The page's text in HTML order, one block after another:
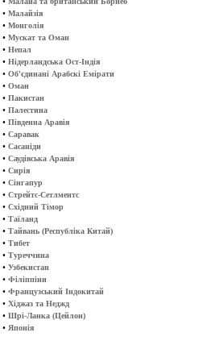
• Малайзія
• Монголія
• Мускат та Оман
• Непал
• Нідерландська Ост-Індія
• Об'єдинані Арабскі Емірати
• Оман
• Пакистан
• Палестина
• Південна Аравія
• Саравак
• Сасаніди
• Саудівська Аравія
• Сирія
• Сінгапур
• Стрейтс-Сетлментс
• Східний Тімор
• Таїланд
• Тайвань (Республіка Китай)
• Тибет
• Туреччина
• Узбекистан
• Філіппіни
• Французський Індокитай
• Хіджаз та Неджд
• Шрі-Ланка (Цейлон)
• Японія